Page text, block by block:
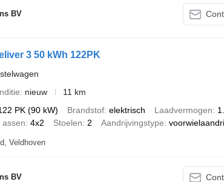
BV
3 50 kWh 122PK
nieuw
11 km
PK (90 kW) Brandstof elektrisch Laadvermogen
assen 4x2 Stoelen 2 Aandrijvingstype
Veldhoven
BV